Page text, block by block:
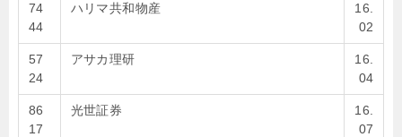
74
44
ハリマ共和物産
16.
02
57
24
アサカ理研
16.
04
86
17
光世証券
16.
07